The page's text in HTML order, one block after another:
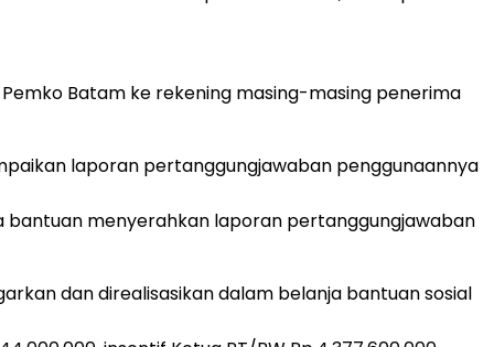
Batam ke rekening masing-masing penerima
laporan pertanggungjawaban penggunaannya
bantuan menyerahkan laporan pertanggungjawaban
dan direalisasikan dalam belanja bantuan sosial